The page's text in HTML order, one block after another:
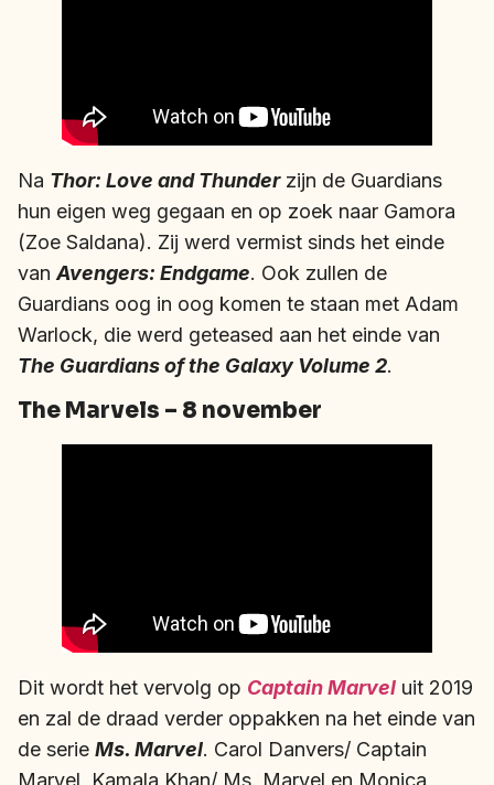
Na Thor: Love and Thunderzijn de Guardians
hun eigen weg gegaan en op zoek naar Gamora
(Zoe Saldana). Zij werd vermist sinds het einde
vanAvengers: Endgame. Ook zullen de
Guardians oog in oog komen te staan met Adam
Warlock, die werd geteased aan het einde van
The Guardians of the Galaxy Volume 2.
The Marvels – 8 november
Dit wordt het vervolg op Captain Marvel uit 2019
en zal de draad verder oppakken na het einde van
de serie Ms. Marvel. Carol Danvers/ Captain
Marvel, Kamala Khan/ Ms. Marvel en Monica